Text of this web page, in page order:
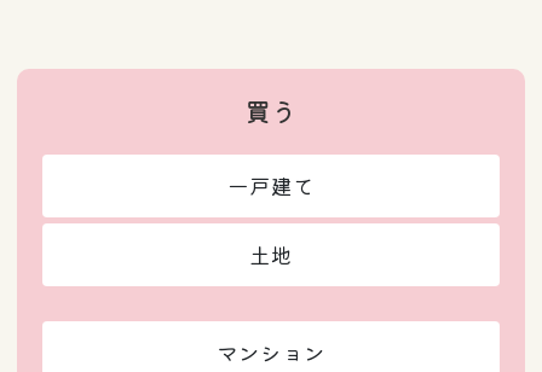
買う
一戸建て
土地
マンション